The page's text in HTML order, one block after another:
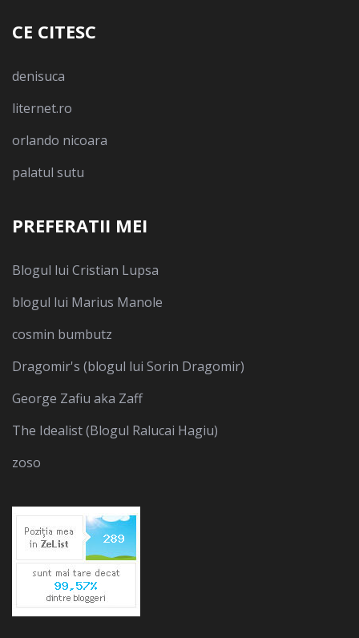
CE CITESC
denisuca
liternet.ro
orlando nicoara
palatul sutu
PREFERATII MEI
Blogul lui Cristian Lupsa
blogul lui Marius Manole
cosmin bumbutz
Dragomir's (blogul lui Sorin Dragomir)
George Zafiu aka Zaff
The Idealist (Blogul Ralucai Hagiu)
zoso